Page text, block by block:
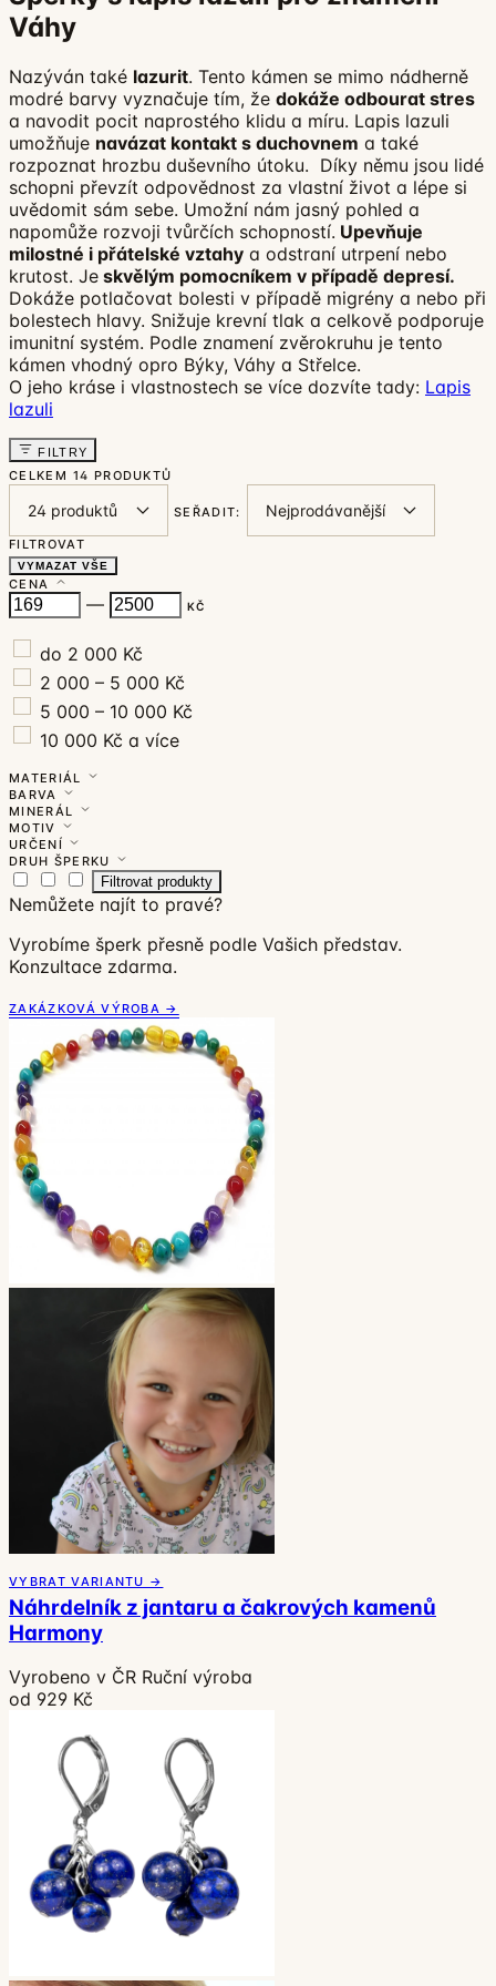
Váhy
Nazýván také lazurit. Tento kámen se mimo nádherně
modré barvy vyznačuje tím, že dokáže odbourat stres
a navodit pocit naprostého klidu a míru. Lapis lazuli
umožňuje navázat kontakt s duchovnem a také
rozpoznat hrozbu duševního útoku. Díky němu jsou lidé
schopni převzít odpovědnost za vlastní život a lépe si
uvědomit sám sebe. Umožní nám jasný pohled a
napomůže rozvoji tvůrčích schopností. Upevňuje
milostné i přátelské vztahy a odstraní utrpení nebo
krutost. Je skvělým pomocníkem v případě depresí.
Dokáže potlačovat bolesti v případě migrény a nebo při
bolestech hlavy. Snižuje krevní tlak a celkově podporuje
imunitní systém. Podle znamení zvěrokruhu je tento
kámen vhodný opro Býky, Váhy a Střelce.
O jeho kráse i vlastnostech se více dozvíte tady: Lapis
lazuli
FILTRY
CELKEM 14 PRODUKTŮ
SEŘADIT:
FILTROVAT
VYMAZAT VŠE
CENA
— KČ
do 2 000 Kč
2 000 – 5 000 Kč
5 000 – 10 000 Kč
10 000 Kč a více
MATERIÁL
BARVA
MINERÁL
MOTIV
URČENÍ
DRUH ŠPERKU
Filtrovat produkty
Nemůžete najít to pravé?
Vyrobíme šperk přesně podle Vašich představ.
Konzultace zdarma.
ZAKÁZKOVÁ VÝROBA →
VYBRAT VARIANTU →
Náhrdelník z jantaru a čakrových kamenů
Harmony
Vyrobeno v ČR Ruční výroba
od 929 Kč